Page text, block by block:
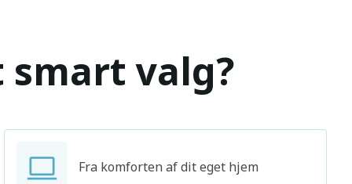
valg?
Fra komforten af dit eget hjem